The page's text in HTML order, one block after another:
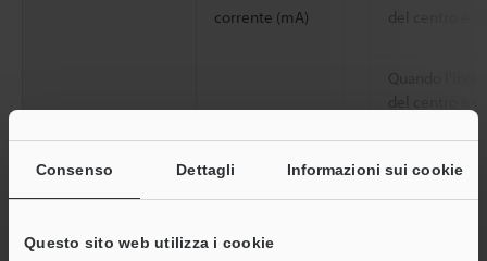
Consenso Dettagli Informazioni sui cookie
Questo sito web utilizza i cookie
corrente (mA)
Resistenza
Classificazione involucro
Categoria sovratensione
Luce ambiente